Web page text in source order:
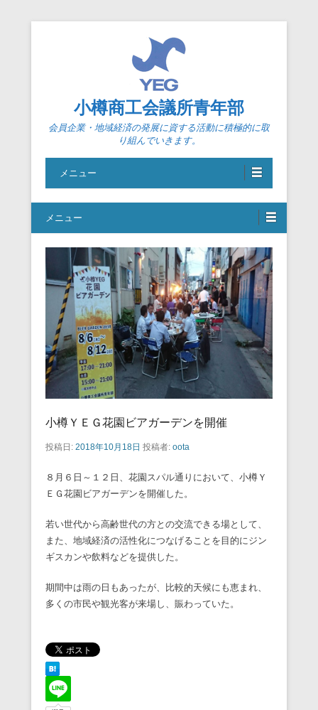
小樽商工会議所青年部
会員企業・地域経済の発展に資する活動に積極的に取
り組んでいきます。
メニュー
メニュー
小樽ＹＥＧ花園ビアガーデンを開催
投稿日: 2018年10月18日 投稿者: oota
８月６日～１２日、花園スパル通りにおいて、小樽Ｙ
ＥＧ花園ビアガーデンを開催した。
若い世代から高齢世代の方との交流できる場として、
また、地域経済の活性化につなげることを目的にジン
ギスカンや飲料などを提供した。
期間中は雨の日もあったが、比較的天候にも恵まれ、
多くの市民や観光客が来場し、賑わっていた。